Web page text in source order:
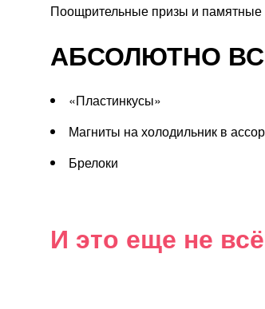
Поощрительные призы и памятные
АБСОЛЮТНО
«Пластинкусы»
Магниты на холодильник в
Брелоки
И это еще не